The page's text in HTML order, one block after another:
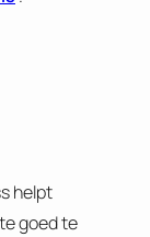
helpt
goed te